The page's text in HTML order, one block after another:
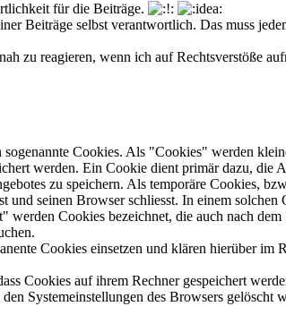
für die Beiträge.
Beiträge selbst verantwortlich. Das muss
zu reagieren, wenn ich auf Rechtsverstöße
sogenannte Cookies. Als "Cookies" werden
werden. Ein Cookie dient primär dazu, die
zu speichern. Als temporäre Cookies,
und seinen Browser schliesst. In einem
werden Cookies bezeichnet, die auch nach
Cookies einsetzen und klären hierüber im
Cookies auf ihrem Rechner gespeichert
Systemeinstellungen des Browsers